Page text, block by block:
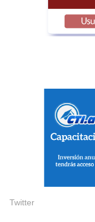
Twitter